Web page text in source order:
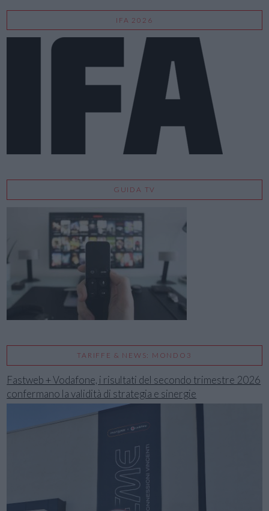
IFA 2026
GUIDA TV
TARIFFE & NEWS: MONDO3
Fastweb + Vodafone, i risultati del secondo trimestre 2026
confermano la validità di strategia e sinergie